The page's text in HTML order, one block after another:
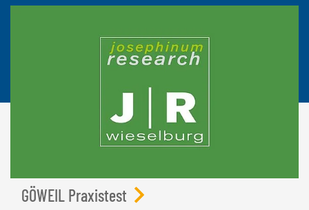
GÖWEIL Praxistest